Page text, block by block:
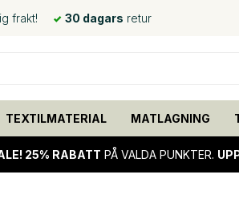
frakt! 30 dagars retur
TEXTILMATERIAL MATLAGNING
25% RABATT PÅ VALDA PUNKTER.